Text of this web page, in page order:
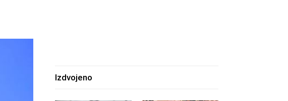
Izdvojeno